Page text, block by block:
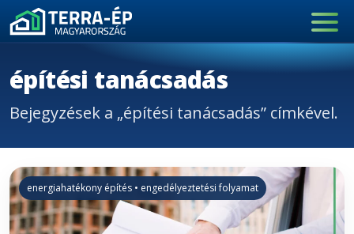
Main Navigation
építési tanácsadás
Bejegyzések a „építési tanácsadás” címkével.
energiahatékony építés • engedélyeztetési folyamat